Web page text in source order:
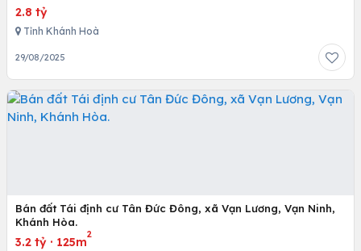
2.8 tỷ
Tỉnh Khánh Hoà
29/08/2025
Bán đất Tái định cư Tân Đức Đông, xã Vạn Lương, Vạn Ninh,
Khánh Hòa.
3.2 tỷ · 125m
2